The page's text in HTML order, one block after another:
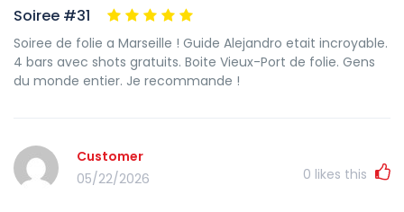
Soiree #31
Soiree de folie a Marseille ! Guide Alejandro etait incroyable.
4 bars avec shots gratuits. Boite Vieux-Port de folie. Gens
du monde entier. Je recommande !
Customer
05/22/2026
0 likes this